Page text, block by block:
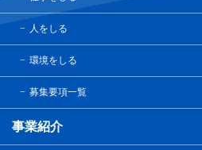
人をしる
環境をしる
募集要項一覧
事業紹介